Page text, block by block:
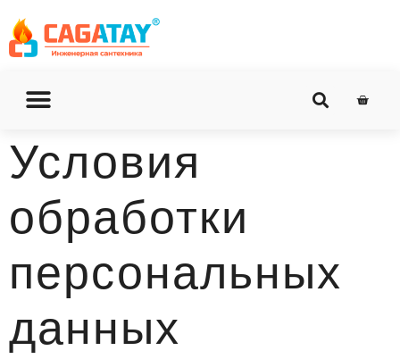
Условия
обработки
персональных
данных